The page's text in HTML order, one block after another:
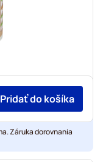
Pridať do košíka
Záruka dorovnania